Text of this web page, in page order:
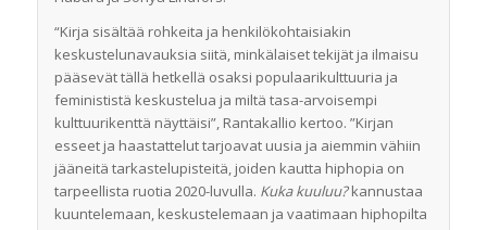
“Kirja sisältää rohkeita ja henkilökohtaisiakin
keskustelunavauksia siitä, minkälaiset tekijät ja ilmaisu
pääsevät tällä hetkellä osaksi populaarikulttuuria ja
feminististä keskustelua ja miltä tasa-arvoisempi
kulttuurikenttä näyttäisi”, Rantakallio kertoo. ”Kirjan
esseet ja haastattelut tarjoavat uusia ja aiemmin vähiin
jääneitä tarkastelupisteitä, joiden kautta hiphopia on
tarpeellista ruotia 2020-luvulla. Kuka kuuluu?kannustaa
kuuntelemaan, keskustelemaan ja vaatimaan hiphopilta